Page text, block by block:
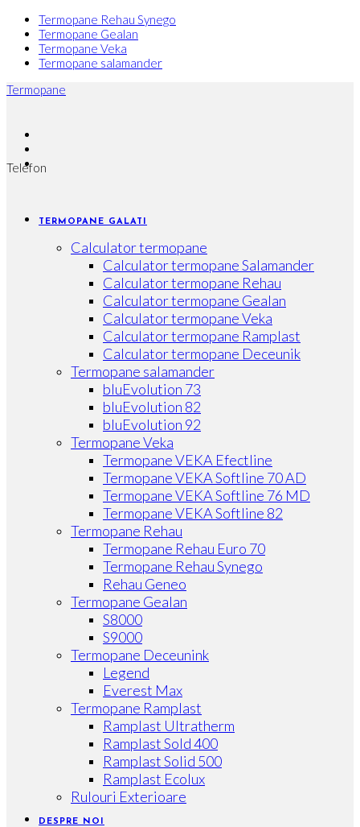
Skip
content
Termopane Rehau Synego
Termopane Gealan
Termopane Veka
Termopane salamander
Termopane
Telefon
TERMOPANE GALATI
Calculator termopane
Calculator termopane Salamander
Calculator termopane Rehau
Calculator termopane Gealan
Calculator termopane Veka
Calculator termopane Ramplast
Calculator termopane Deceunik
Termopane salamander
bluEvolution 73
bluEvolution 82
bluEvolution 92
Termopane Veka
Termopane VEKA Efectline
Termopane VEKA Softline 70 AD
Termopane VEKA Softline 76 MD
Termopane VEKA Softline 82
Termopane Rehau
Termopane Rehau Euro 70
Termopane Rehau Synego
Rehau Geneo
Termopane Gealan
S8000
S9000
Termopane Deceunink
Legend
Everest Max
Termopane Ramplast
Ramplast Ultratherm
Ramplast Sold 400
Ramplast Solid 500
Ramplast Ecolux
Rulouri Exterioare
DESPRE NOI